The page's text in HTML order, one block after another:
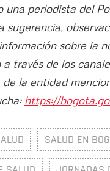
una periodista del
sugerencia,
sobre la
a través de los
la entidad
https://
SALUD EN